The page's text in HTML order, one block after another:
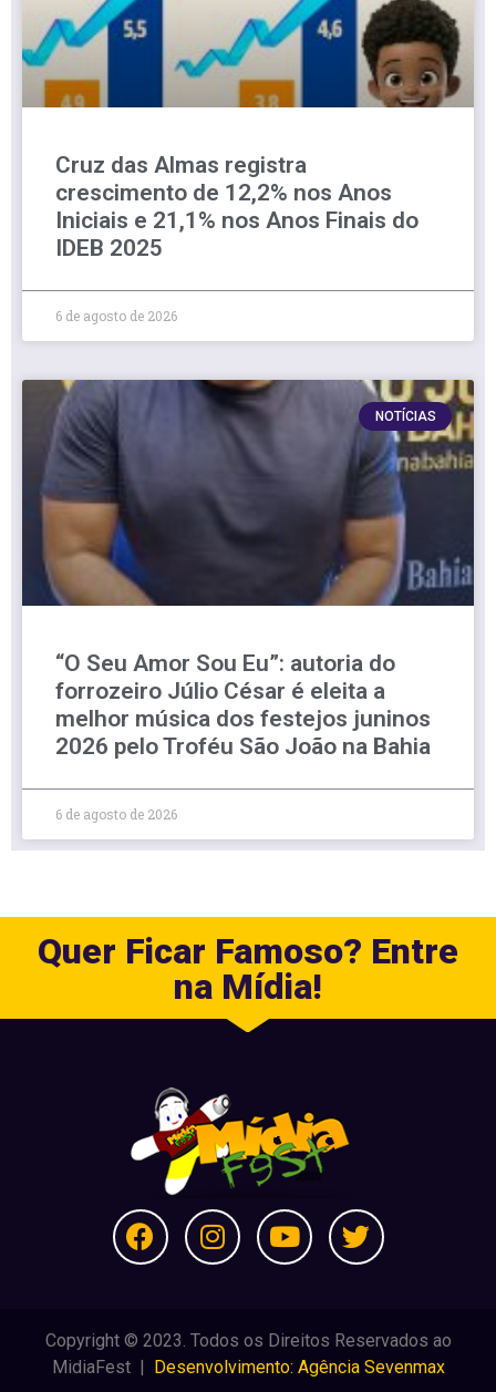
Cruz das Almas registra
crescimento de 12,2% nos Anos
Iniciais e 21,1% nos Anos Finais do
IDEB 2025
6 de agosto de 2026
NOTÍCIAS
“O Seu Amor Sou Eu”: autoria do
forrozeiro Júlio César é eleita a
melhor música dos festejos juninos
2026 pelo Troféu São João na Bahia
6 de agosto de 2026
Quer Ficar Famoso? Entre
na Mídia!
Copyright © 2023. Todos os Direitos Reservados ao
MidiaFest | Desenvolvimento: Agência Sevenmax